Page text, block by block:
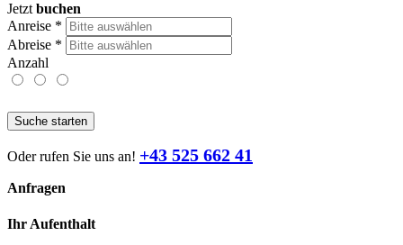
Jetzt buchen
Anreise *
Abreise *
Anzahl
Suche starten
Oder rufen Sie uns an! +43 525 662 41
Anfragen
Ihr Aufenthalt